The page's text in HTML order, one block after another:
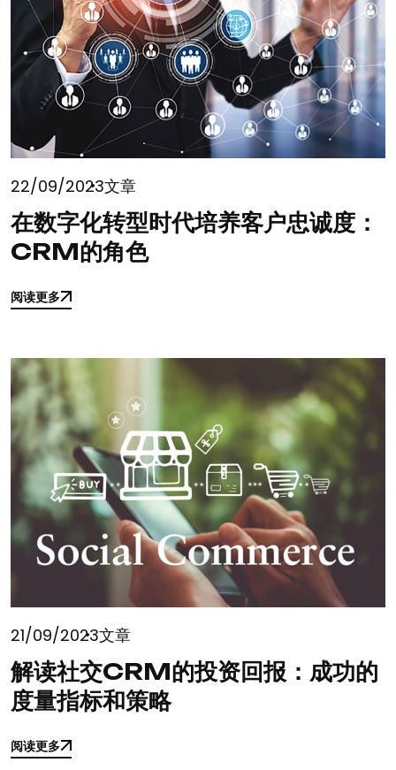
22/09/2023文章
在数字化转型时代培养客户忠诚度：
CRM的角色
阅读更多
阅读更多
21/09/2023文章
解读社交CRM的投资回报：成功的
度量指标和策略
阅读更多
阅读更多